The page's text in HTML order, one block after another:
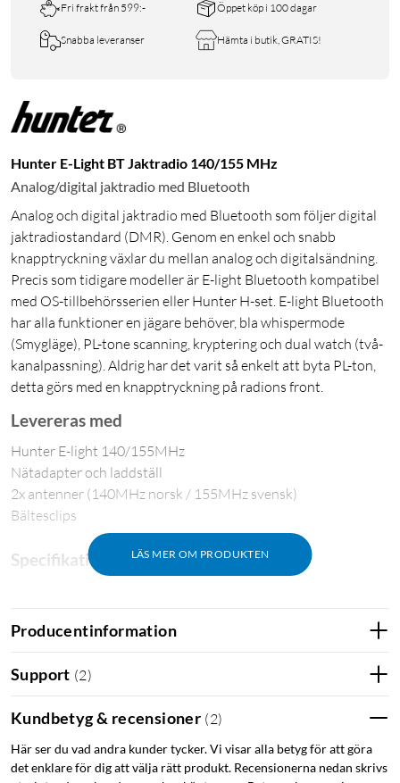
Fri frakt från 599:- Öppet köp i 100 dagar
Snabba leveranser Hämta i butik, GRATIS!
Hunter E-Light BT Jaktradio 140/155 MHz
Analog/digital jaktradio med Bluetooth
Analog och digital jaktradio med Bluetooth som följer digital
jaktradiostandard (DMR). Genom en enkel och snabb
knapptryckning växlar du mellan analog och digitalsändning.
Precis som tidigare modeller är E-light Bluetooth kompatibel
med OS-tillbehörsserien eller Hunter H-set. E-light Bluetooth
har alla funktioner en jägare behöver, bla whispermode
(Smygläge), PL-tone scanning, kryptering och dual watch (två-
kanalpassning). Aldrig har det varit så enkelt att byta PL-ton,
detta görs med en knapptryckning på radions front.
LÄS MER OM PRODUKTEN
Levereras med
Hunter E-light 140/155MHz
Nätadapter och laddställ
2x antenner (140MHz norsk / 155MHz svensk)
Bältesclips
Specifikationer
Uteffekt: 5 W
Kanalplatser: 4000 st (16 kanalgrupper med 250 kanalplatser
per kanalgrupp)
IP-klass: IP54
Temperaturområde: -20 - +55°C
Vikt: 280 g
Jakt
Producentinformation
Support (2)
Kundbetyg & recensioner (2)
Här ser du vad andra kunder tycker. Vi visar alla betyg för att göra
det enklare för dig att välja rätt produkt. Recensionerna nedan skrivs